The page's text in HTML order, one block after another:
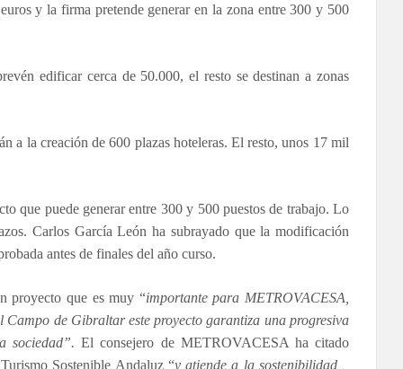
y la firma pretende generar en la zona entre 300 y 500
edificar cerca de 50.000, el resto se destinan a zonas
a la creación de 600 plazas hoteleras. El resto, unos 17 mil
que puede generar entre 300 y 500 puestos de trabajo. Lo
Carlos García León ha subrayado que la modificación
antes de finales del año curso.
proyecto que es muy “importante para METROVACESA,
de Gibraltar este proyecto garantiza una progresiva
sociedad”.El consejero de METROVACESA ha citado
Sostenible Andaluz “y atiende a la sostenibilidad,